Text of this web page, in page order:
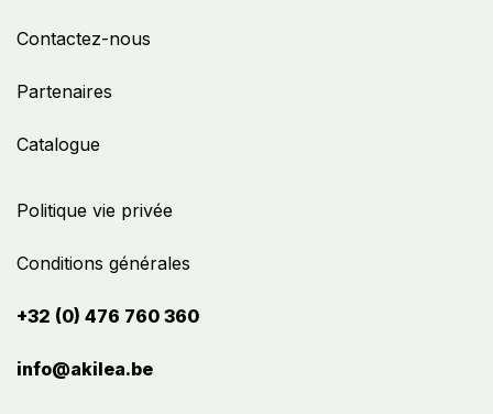
Politique vie privée
Conditions générales
+32 (0) 476 760 360
info@akilea.be​
Contactez-nous
Partenaires
Catalogue